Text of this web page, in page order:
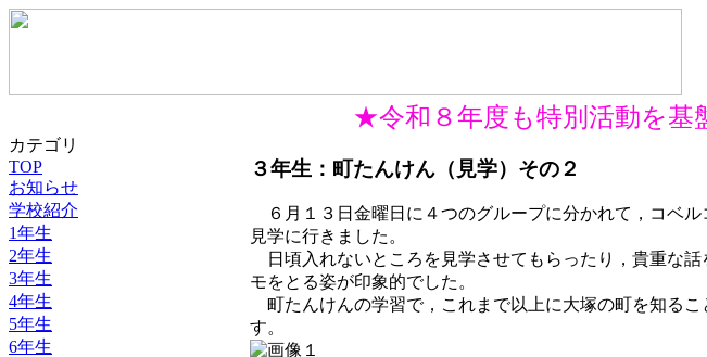
★令和８年度も特別活動を基
カテゴリ
TOP
お知らせ
学校紹介
1年生
2年生
3年生
4年生
5年生
6年生
３年生：町たんけん（見学）その２
６月１３日金曜日に４つのグループに分かれて，コベ
見学に行きました。
日頃入れないところを見学させてもらったり，貴重な
モをとる姿が印象的でした。
町たんけんの学習で，これまで以上に大塚の町を知る
す。